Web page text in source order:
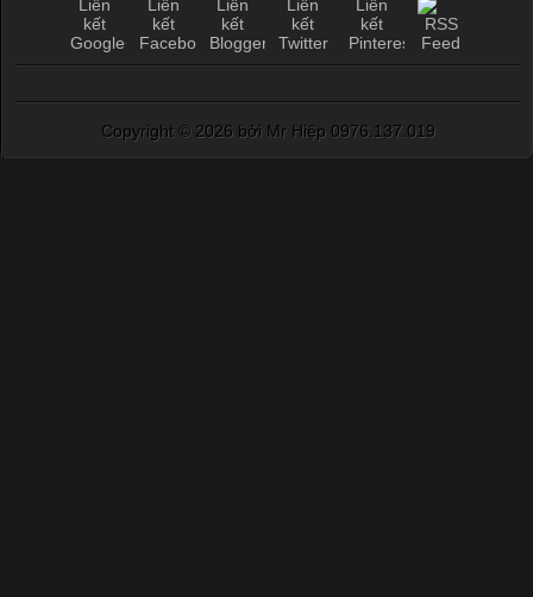
Copyright © 2026 bởi Mr Hiệp 0976.137.019